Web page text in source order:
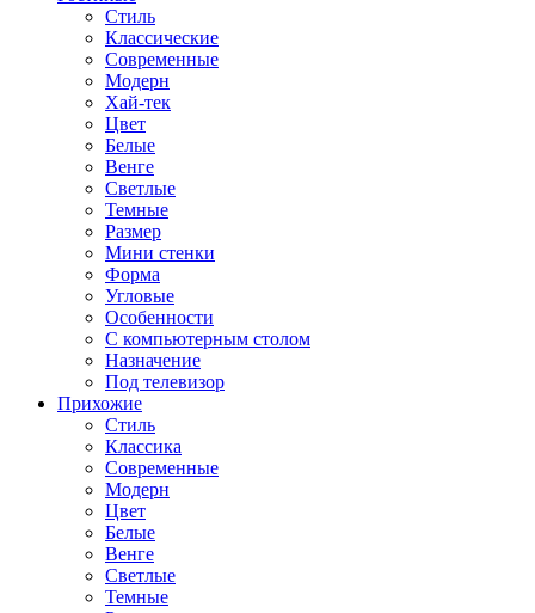
Стиль
Классические
Современные
Модерн
Хай-тек
Цвет
Белые
Венге
Светлые
Темные
Размер
Мини стенки
Форма
Угловые
Особенности
С компьютерным столом
Назначение
Под телевизор
Прихожие
Стиль
Классика
Современные
Модерн
Цвет
Белые
Венге
Светлые
Темные